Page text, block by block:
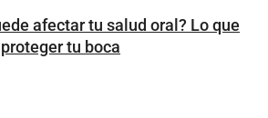
afectar tu salud oral? Lo que
tu boca